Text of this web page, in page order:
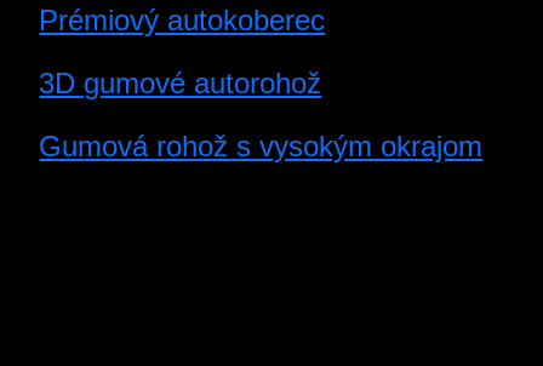
Prémiový autokoberec
3D gumové autorohož
Gumová rohož s vysokým okrajom